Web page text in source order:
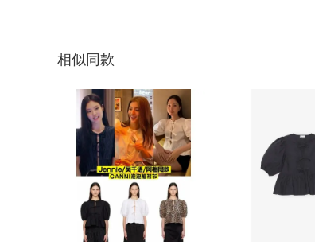
相似同款